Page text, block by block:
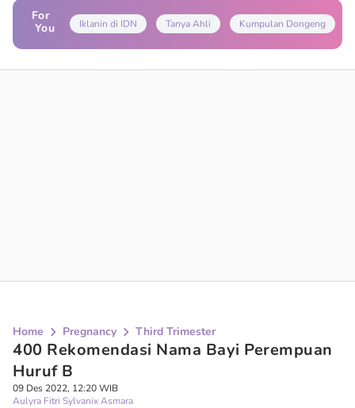
For
You
Iklanin di IDN Tanya Ahli Kumpulan Dongeng
Home Pregnancy Third Trimester
400 Rekomendasi Nama Bayi Perempuan
Huruf B
09 Des 2022, 12:20 WIB
Aulyra Fitri Sylvanix Asmara